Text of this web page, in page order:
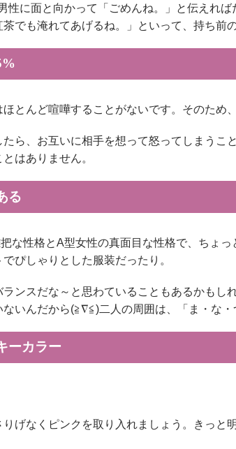
性に面と向かって「ごめんね。」と伝えれ
でも淹れてあげるね。」といって、持ち前
とんど喧嘩することがないです。そのため
たら、お互いに相手を想って怒ってしまうこ
はありません。
る
な性格とA型女性の真面目な性格で、ちょ
ぴしゃりとした服装だったり。
ランスだな～と思わていることもあるかも
いんだから(≧∇≦)二人の周囲は、「ま・な・
ーカラー
げなくピンクを取り入れましょう。きっと